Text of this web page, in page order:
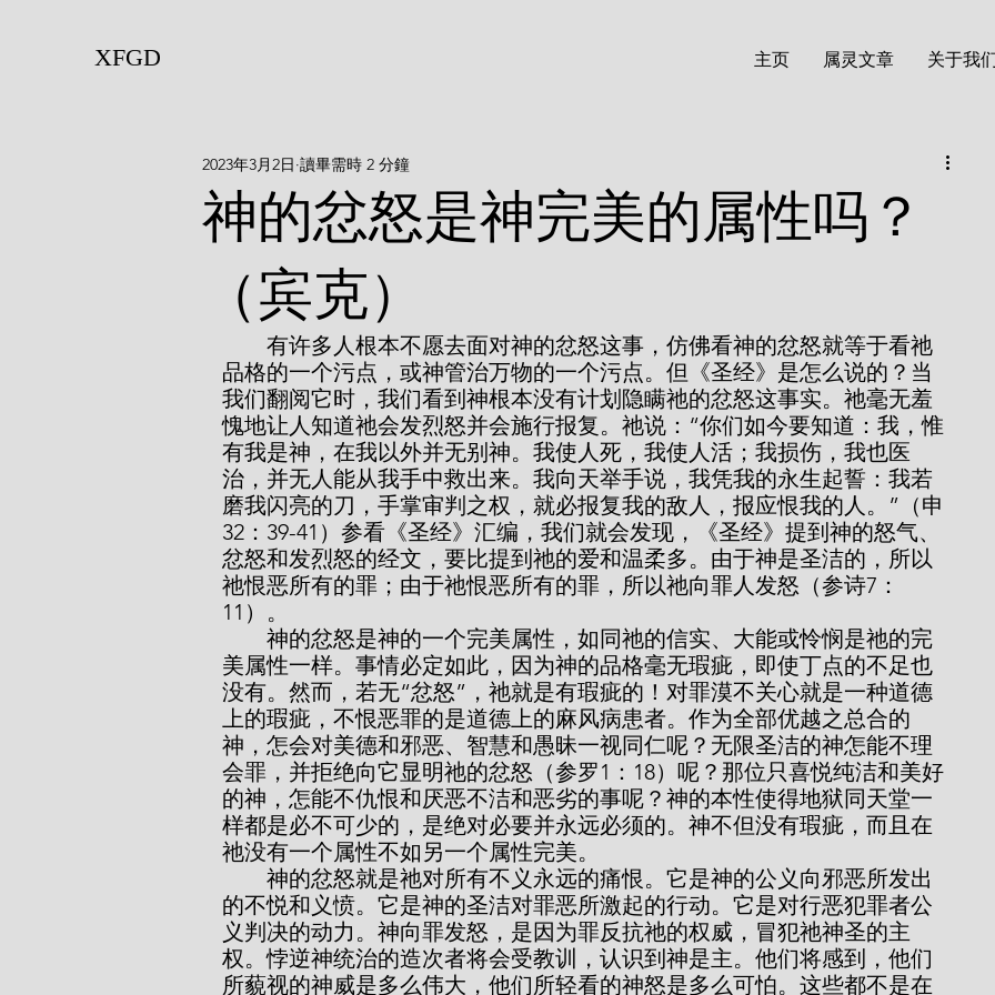
XFGD 主页 属灵文章 关于我
神的忿怒是神完美的属性吗？
（宾克）
2023年3月2日 讀畢需時 2 分鐘
品格的一个污点，或神管治万物的一个污点。但《圣经》是怎么说的？当
我们翻阅它时，我们看到神根本没有计划隐瞒祂的忿怒这事实。祂毫无羞
愧地让人知道祂会发烈怒并会施行报复。祂说：“你们如今要知道：我，惟
有我是神，在我以外并无别神。我使人死，我使人活；我损伤，我也医
治，并无人能从我手中救出来。我向天举手说，我凭我的永生起誓：我若
磨我闪亮的刀，手掌审判之权，就必报复我的敌人，报应恨我的人。”（申
32：39-41）参看《圣经》汇编，我们就会发现，《圣经》提到神的怒气、
忿怒和发烈怒的经文，要比提到祂的爱和温柔多。由于神是圣洁的，所以
祂恨恶所有的罪；由于祂恨恶所有的罪，所以祂向罪人发怒（参诗7：
11）。
美属性一样。事情必定如此，因为神的品格毫无瑕疵，即使丁点的不足也
没有。然而，若无“忿怒”，祂就是有瑕疵的！对罪漠不关心就是一种道德
上的瑕疵，不恨恶罪的是道德上的麻风病患者。作为全部优越之总合的
神，怎会对美德和邪恶、智慧和愚昧一视同仁呢？无限圣洁的神怎能不理
会罪，并拒绝向它显明祂的忿怒（参罗1：18）呢？那位只喜悦纯洁和美好
的神，怎能不仇恨和厌恶不洁和恶劣的事呢？神的本性使得地狱同天堂一
样都是必不可少的，是绝对必要并永远必须的。神不但没有瑕疵，而且在
祂没有一个属性不如另一个属性完美。
的不悦和义愤。它是神的圣洁对罪恶所激起的行动。它是对行恶犯罪者公
义判决的动力。神向罪发怒，是因为罪反抗祂的权威，冒犯祂神圣的主
权。悖逆神统治的造次者将会受教训，认识到神是主。他们将感到，他们
所藐视的神威是多么伟大，他们所轻看的神怒是多么可怕。这些都不是在